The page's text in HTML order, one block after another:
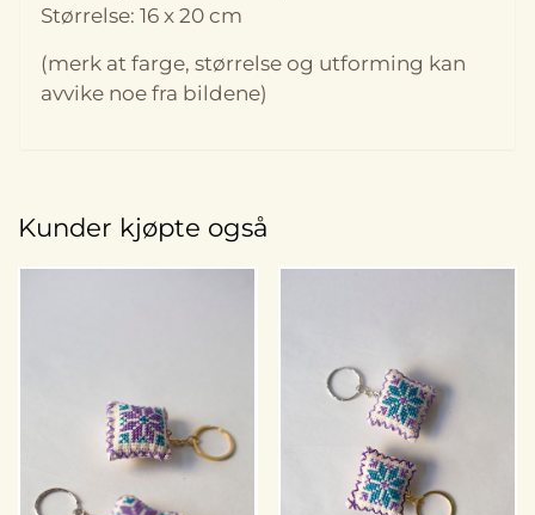
Størrelse: 16 x 20 cm
(merk at farge, størrelse og utforming kan
avvike noe fra bildene)
Kunder kjøpte også